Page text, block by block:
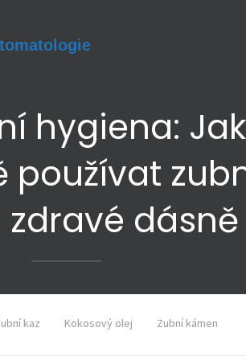
hygiena: Jak
používat
dásně
kaz Kokosový olej Zubní kámen